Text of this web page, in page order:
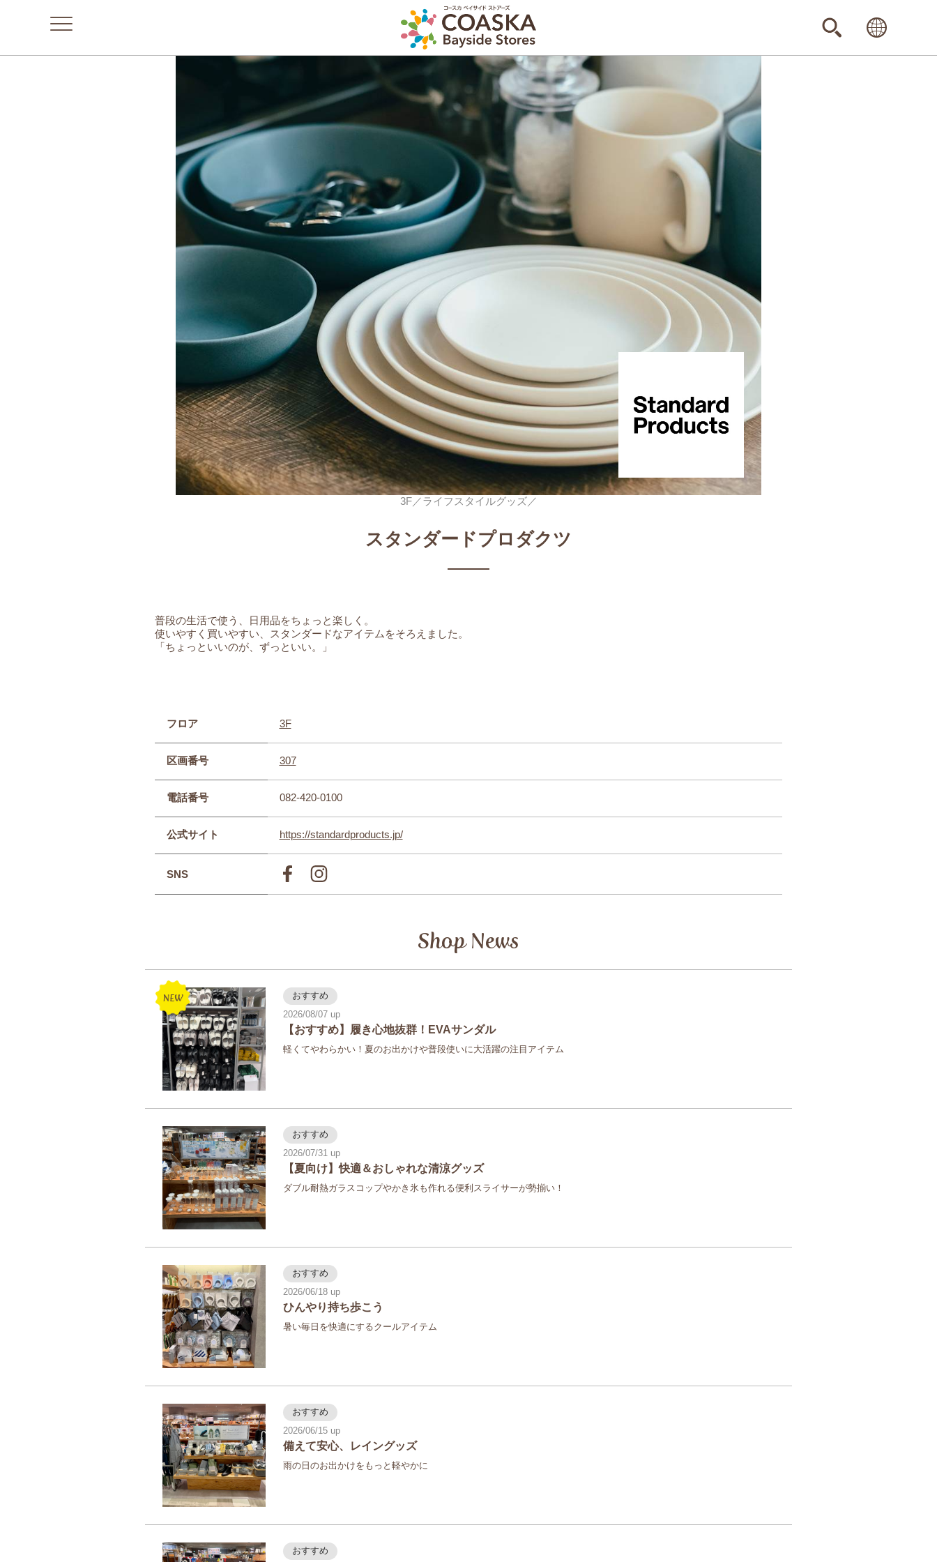
3F／ライフスタイルグッズ／
スタンダードプロダクツ
普段の生活で使う、日用品をちょっと楽しく。
使いやすく買いやすい、スタンダードなアイテムをそろえました。
「ちょっといいのが、ずっといい。」
フロア 3F
区画番号 307
電話番号 082-420-0100
公式サイト https://standardproducts.jp/
SNS
Shop News
おすすめ
2026/08/07
【おすすめ】履き心地抜群！EVAサンダル
軽くてやわらかい！夏のお出かけや普段使いに大活躍の注目アイテム
おすすめ
2026/07/31
【夏向け】快適＆おしゃれな清涼グッズ
ダブル耐熱ガラスコップやかき氷も作れる便利スライサーが勢揃い！
おすすめ
2026/06/18
ひんやり持ち歩こう
暑い毎日を快適にするクールアイテム
おすすめ
2026/06/15
備えて安心、レイングッズ
雨の日のお出かけをもっと軽やかに
おすすめ